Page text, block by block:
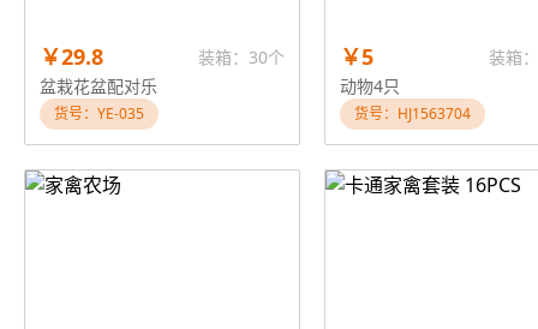
￥29.8
装箱：30个
盆栽花盆配对乐
货号：YE-035
￥5
装箱
动物4只
货号：HJ1563704